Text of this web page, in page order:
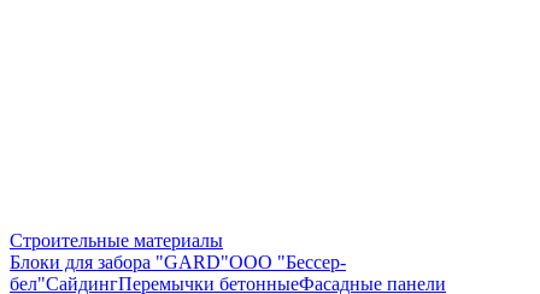
Строительные материалы
Блоки для забора "GARD"ООО "Бессер-
бел"СайдингПеремычки бетонныеФасадные панели